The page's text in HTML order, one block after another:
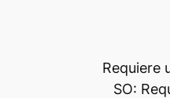
Requiere
SO: